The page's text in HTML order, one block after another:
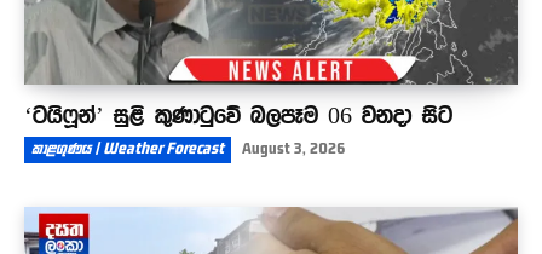
‘ටයිෆූන්’ සුළි කුණාටුවේ බලපෑම 06 වනදා සිට
කාළගුණය | Weather Forecast August 3, 2026